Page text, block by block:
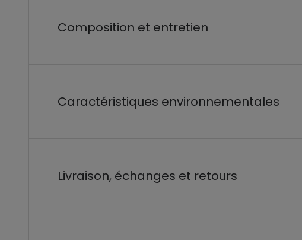
Composition et entretien
Caractéristiques environnementales
Livraison, échanges et retours